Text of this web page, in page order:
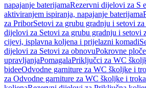
napajanje baterijamaRezervni dijelovi za S
aktiviranjem ispiranja, napajanje baterijama
za PriborSetovi za grubu gradnju i setovi za
dijelovi za Setovi za grubu gradnju i setovi
cijevi, isplavna koljena i prijelazni komadi
dijelovi za Setovi za obnovuPokrovne ploče
upravljanjaPomagalaPriključci za WC
bideeOdvodne garniture za WC školjke i
za Odvodne garniture za WC školjke i